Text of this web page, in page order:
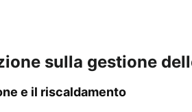
sulla gestione
e il riscaldamento